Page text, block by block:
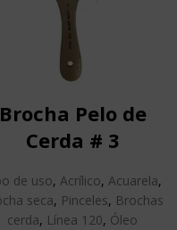
Brocha Pelo de
Cerda # 3
de uso, Acrílico, Acuarela,
seca, Pinceles, Brochas
cerda, Línea 120, Óleo